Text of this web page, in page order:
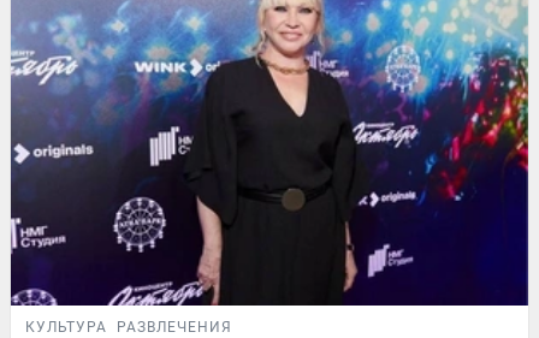
КУЛЬТУРА РАЗВЛЕЧЕНИЯ